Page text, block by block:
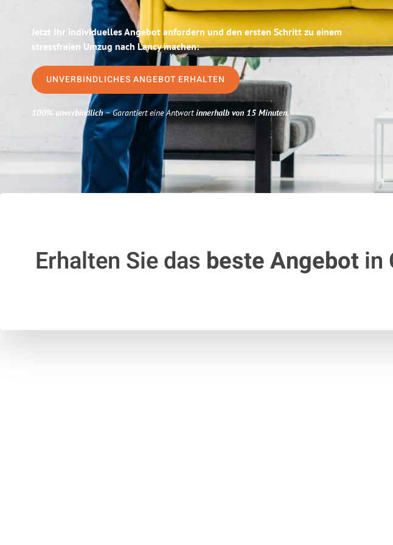
Jetzt Ihr individuelles Angebot anfordern und den ersten Schritt zu einem
stressfreien Umzug nach Lancy machen:
UNVERBINDLICHES ANGEBOT ERHALTEN
100% unverbindlich– Garantiert eine Antwortinnerhalb von 15 Minuten.
Erhalten Sie das beste Angebotin